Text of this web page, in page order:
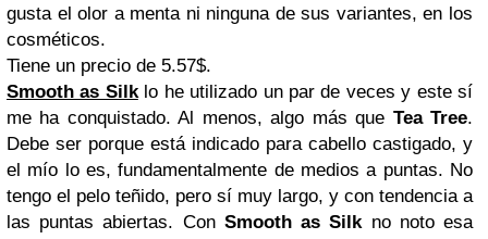
gusta el olor a menta ni ninguna de sus variantes, en los
cosméticos.
Tiene un precio de 5.57$.
Smooth as Silklo he utilizado un par de veces y este sí
me ha conquistado. Al menos, algo más que Tea Tree.
Debe ser porque está indicado para cabello castigado, y
el mío lo es, fundamentalmente de medios a puntas. No
tengo el pelo teñido, pero sí muy largo, y con tendencia a
las puntas abiertas. Con Smooth as Silkno noto esa